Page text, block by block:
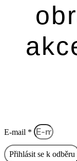
E-mail *
Přihlásit se k odběru